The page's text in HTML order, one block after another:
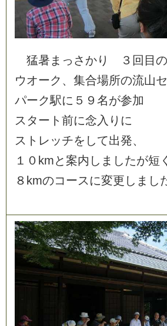
猛暑ま っ さ かり ３ 回 目 の
ウオーク 、 集合場所の流山セ
パーク駅に ５ ９ 名が参加
ス ター ト 前に念 入 り に
ス ト レ ッチを して出発、
１ ０ kmと案内 し ま したが短 く
８ kmのコ ース に変更 し ま し